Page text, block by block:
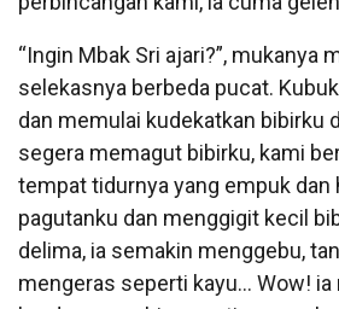
“Ingin Mbak Sri ajari?”, mukanya
selekasnya berbeda pucat.
dan memulai kudekatkan bibirku
segera memagut bibirku, kami
tempat tidurnya yang empuk dan
pagutanku dan menggigit kecil
delima, ia semakin menggebu,
mengeras seperti kayu… Wow! ia